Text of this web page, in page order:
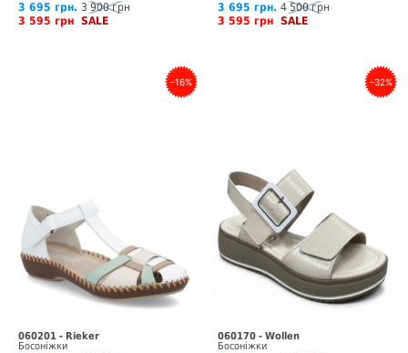
3 695 грн. 3 900 грн
3 595 грн SALE
3 695 грн. 4 500 грн
3 595 грн SALE
–16%
060201 - Rieker
Босоніжки
–32%
060170 - Wollen
Босоніжки